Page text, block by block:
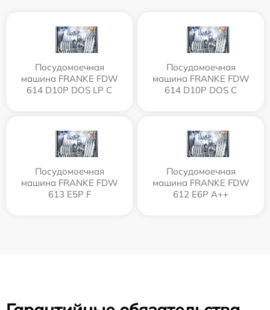
Посудомоечная
машина FRANKE FDW
614 D10P DOS LP C
Посудомоечная
машина FRANKE FDW
614 D10P DOS C
Посудомоечная
машина FRANKE FDW
613 E5P F
Посудомоечная
машина FRANKE FDW
612 E6P A++